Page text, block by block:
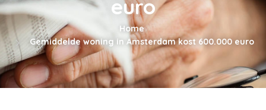
euro
Home
Gemiddelde woning in Amsterdam kost 600.000 euro